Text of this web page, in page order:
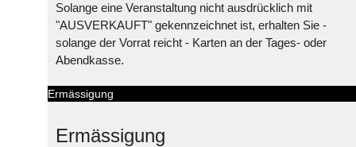
Solange eine Veranstaltung nicht ausdrücklich mit
"AUSVERKAUFT" gekennzeichnet ist, erhalten Sie -
solange der Vorrat reicht - Karten an der Tages- oder
Abendkasse.
Ermässigung
Ermässigung